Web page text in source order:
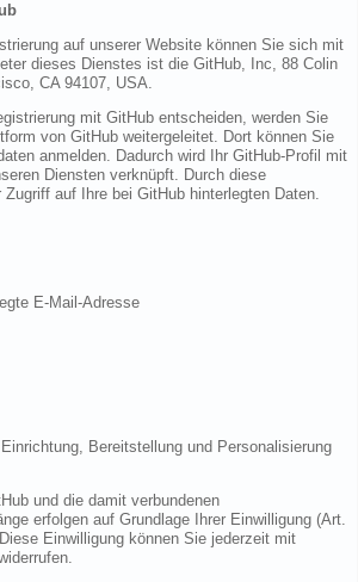
auf unserer Website können Sie sich mit
dieses Dienstes ist die GitHub, Inc, 88 Colin
CA 94107, USA.
mit GitHub entscheiden, werden Sie
von GitHub weitergeleitet. Dort können Sie
anmelden. Dadurch wird Ihr GitHub-Profil mit
Diensten verknüpft. Durch diese
Zugriff auf Ihre bei GitHub hinterlegten Daten.
E-Mail-Adresse
Bereitstellung und Personalisierung
und die damit verbundenen
erfolgen auf Grundlage Ihrer Einwilligung (Art.
Einwilligung können Sie jederzeit mit